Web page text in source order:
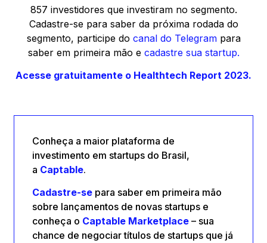
857 investidores que investiram no segmento.
Cadastre-se para saber da próxima rodada do
segmento, participe do canal do Telegrampara
saber em primeira mão e cadastre sua startup.
Acesse gratuitamente o Healthtech Report 2023.
Conheça a maior plataforma de
investimento em startups do Brasil,
a Captable.
Cadastre-se para saber em primeira mão
sobre lançamentos de novas startups e
conheça o Captable Marketplace – sua
chance de negociar títulos de startups que já